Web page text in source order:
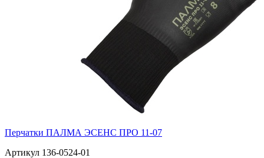
Перчатки ПАЛМА ЭСЕНС ПРО 11-07
Артикул 136-0524-01